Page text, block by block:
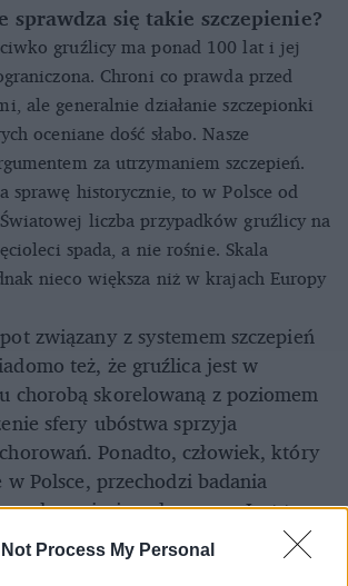
Not Process My Personal
sprawdza się takie szczepienie?
gruźlicy ma ponad 100 lat i jej
Chroni co prawda przed
ale generalnie działanie szczepionki
oceniane dość słabo. Nasze
za utrzymaniem szczepień.
sprawę historycznie, to w Polsce od
liczba przypadków gruźlicy na
spada, a nie rośnie. Skala
nieco większa niż w krajach Europy
związany z systemem szczepień
też, że gruźlica jest w
chorobą skorelowaną z poziomem
sfery ubóstwa sprzyja
Ponadto, człowiek, który
Polsce, przechodzi badania
przyjęciem do pracy. Jest to
osoby chore. Co więcej, każdy,
terytorium Polski, podlega